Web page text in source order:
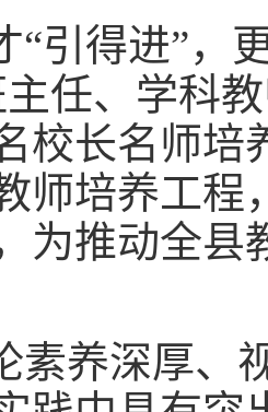
“引得进”，
任、学科
校长名师培
师培养工程
为推动全县
素养深厚、